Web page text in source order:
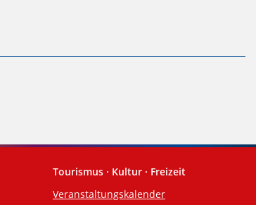
Tourismus · Kultur · Freizeit
Veranstaltungskalender